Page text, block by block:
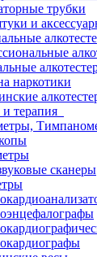
трубки
и
наркотики
терапия
сканеры